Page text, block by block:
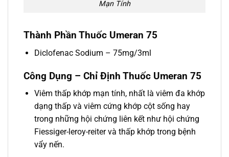
Mạn Tính
Thành Phần Thuốc Umeran 75
Diclofenac Sodium – 75mg/3ml
Công Dụng – Chỉ Định Thuốc Umeran 75
Viêm thấp khớp mạn tính, nhất là viêm đa khớp
dạng thấp và viêm cứng khớp cột sống hay
trong những hội chứng liên kết như hội chứng
Fiessiger-leroy-reiter và thấp khớp trong bệnh
vẩy nến.